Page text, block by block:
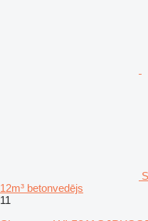
12m³ betonvedējs
11